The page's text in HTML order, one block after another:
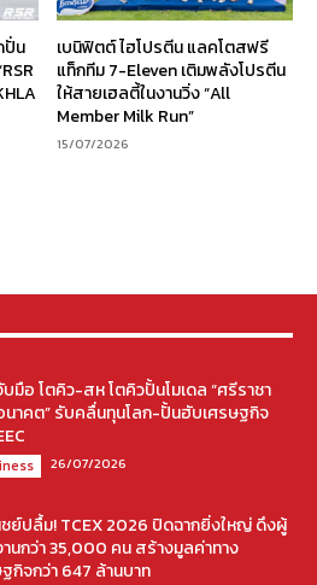
ปั่น
เบนิฟิตต์ ไฮโปรตีน แลคโตสฟรี
แท็กทีม 7-Eleven เติมพลังโปรตีน
ให้สายเฮลตี้ในงานวิ่ง “All
Member Milk Run”
15/07/2026
บมือ โตคิว-สห โตคิวปั้นโมเดล “ศรีราชา
นาคต” รับคลื่นทุนโลก-ปั้นฮับเศรษฐกิจ
26/07/2026
ย์ปลื้ม! TCEX 2026 ปิดฉากยิ่งใหญ่ ดึงผู้
านกว่า 35,000 คน สร้างมูลค่าทาง
กิจกว่า 647 ล้านบาท